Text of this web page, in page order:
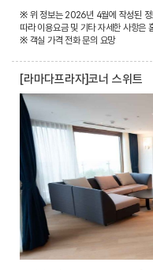
※ 위 정보는 2026년 4월에 작성된 정
따라 이용요금 및 기타 자세한 사항은
※ 객실 가격 전화 문의 요망
[라마다프라자]코너 스위트